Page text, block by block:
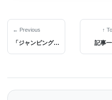
グリコシルフォスファチ
にあり、遊離分子として
ーとして細胞膜表面に存
← Previous
「ジャンピング遺伝子」が加齢関連脳障害の原因か
↑
記事